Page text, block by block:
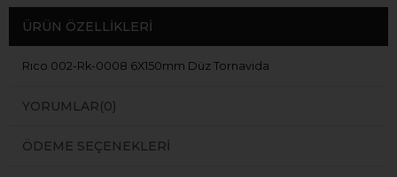
ÜRÜN ÖZELLIKLERI
Rıco 002-Rk-0008 6X150mm Düz Tornavida
YORUMLAR(0)
ÖDEME SEÇENEKLERI